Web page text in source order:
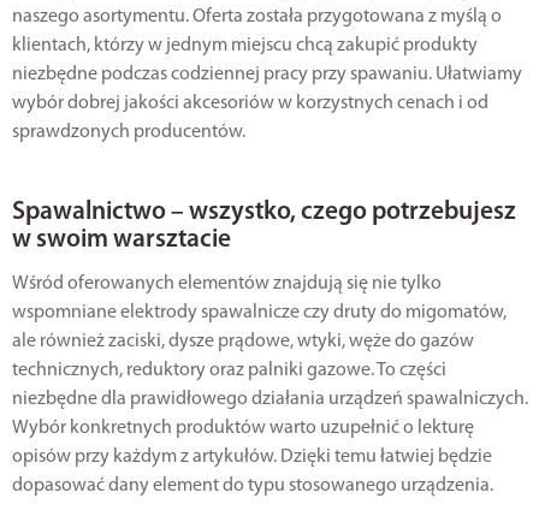
naszego asortymentu. Oferta została przygotowana z myślą o
klientach, którzy w jednym miejscu chcą zakupić produkty
niezbędne podczas codziennej pracy przy spawaniu. Ułatwiamy
wybór dobrej jakości akcesoriów w korzystnych cenach i od
sprawdzonych producentów.
Spawalnictwo – wszystko, czego potrzebujesz
w swoim warsztacie
Wśród oferowanych elementów znajdują się nie tylko
wspomniane elektrody spawalnicze czy druty do migomatów,
ale również zaciski, dysze prądowe, wtyki, węże do gazów
technicznych, reduktory oraz palniki gazowe. To części
niezbędne dla prawidłowego działania urządzeń spawalniczych.
Wybór konkretnych produktów warto uzupełnić o lekturę
opisów przy każdym z artykułów. Dzięki temu łatwiej będzie
dopasować dany element do typu stosowanego urządzenia.